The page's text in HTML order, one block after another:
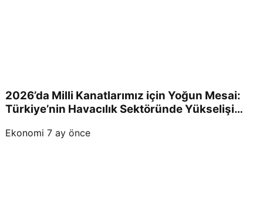
2026’da Milli Kanatlarımız için Yoğun Mesai:
Türkiye’nin Havacılık Sektöründe Yükselişi
Ekonomi 7 ay önce